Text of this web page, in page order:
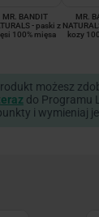
MR. BANDIT
- paski z
100% mięsa
MR.
kozy
możesz
do Programu
i wymieniaj